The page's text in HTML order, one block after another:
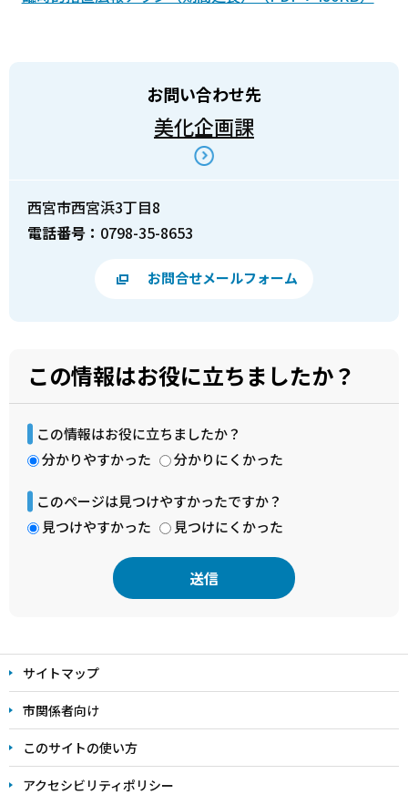
お問い合わせ先
美化企画課
西宮市西宮浜3丁目8
電話番号： 0798-35-8653
お問合せメールフォーム
この情報はお役に立ちましたか？
この情報はお役に立ちましたか？
分かりやすかった
分かりにくかった
このページは見つけやすかったですか？
見つけやすかった
見つけにくかった
文
こ
こ
ま
で
サイトマップ
市関係者向け
このサイトの使い方
アクセシビリティポリシー